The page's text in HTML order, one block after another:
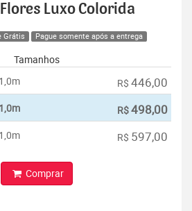
Luxo Colorida
Grátis Pague somente após a entrega
Tamanhos
R$ 446,00
R$498,00
R$ 597,00
Comprar